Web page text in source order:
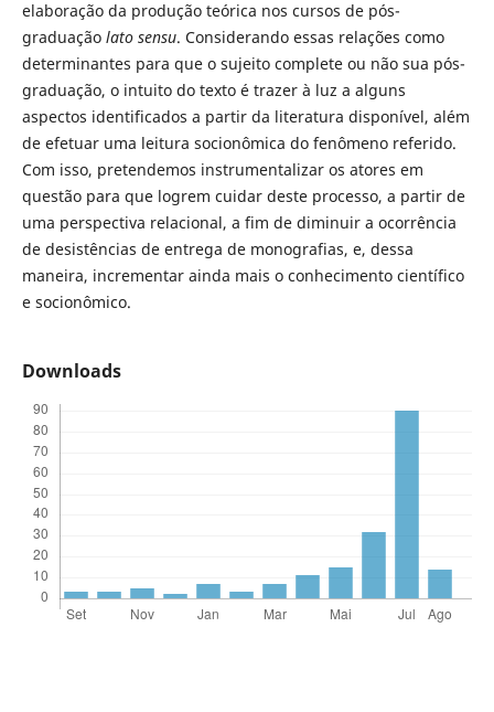
elaboração da produção teórica nos cursos de pós-
graduação lato sensu. Considerando essas relações como
determinantes para que o sujeito complete ou não sua pós-
graduação, o intuito do texto é trazer à luz a alguns
aspectos identificados a partir da literatura disponível, além
de efetuar uma leitura socionômica do fenômeno referido.
Com isso, pretendemos instrumentalizar os atores em
questão para que logrem cuidar deste processo, a partir de
uma perspectiva relacional, a fim de diminuir a ocorrência
de desistências de entrega de monografias, e, dessa
maneira, incrementar ainda mais o conhecimento científico
e socionômico.
Downloads